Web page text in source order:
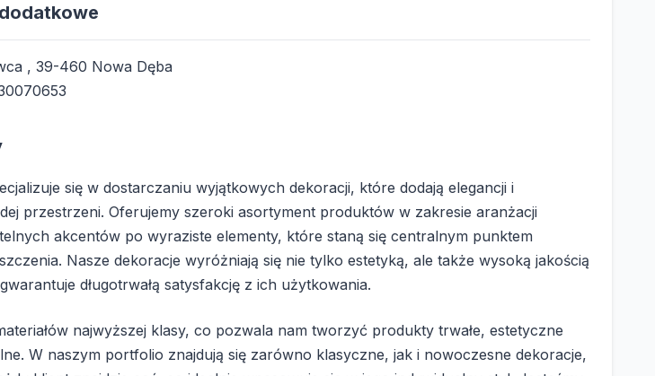
, 39-460 Nowa Dęba
się w dostarczaniu wyjątkowych dekoracji, które dodają elegancji i
przestrzeni. Oferujemy szeroki asortyment produktów w zakresie aranżacji
akcentów po wyraziste elementy, które staną się centralnym punktem
Nasze dekoracje wyróżniają się nie tylko estetyką, ale także wysoką jakością
długotrwałą satysfakcję z ich użytkowania.
najwyższej klasy, co pozwala nam tworzyć produkty trwałe, estetyczne
W naszym portfolio znajdują się zarówno klasyczne, jak i nowoczesne dekoracje,